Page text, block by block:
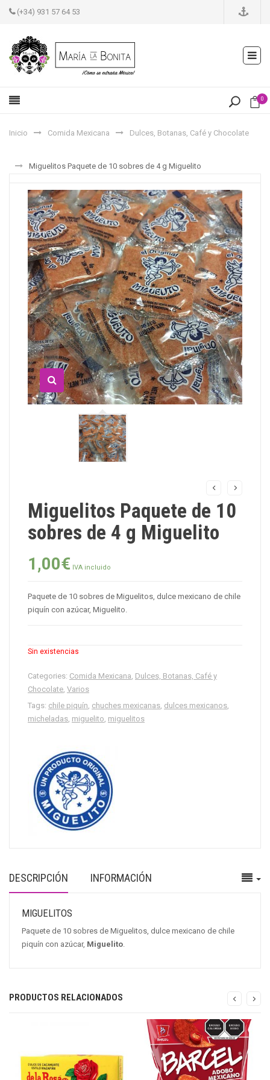
(+34) 931 57 64 53
0
Inicio Comida Mexicana Dulces, Botanas, Café y Chocolate
Miguelitos Paquete de 10 sobres de 4 g Miguelito
Miguelitos Paquete de 10
sobres de 4 g Miguelito
1,00€ IVA incluido
Paquete de 10 sobres de Miguelitos, dulce mexicano de chile
piquín con azúcar, Miguelito.
Sin existencias
Categories: Comida Mexicana, Dulces, Botanas, Café y
Chocolate, Varios
Tags: chile piquín, chuches mexicanas, dulces mexicanos,
micheladas, miguelito, miguelitos
DESCRIPCIÓN INFORMACIÓN
MIGUELITOS
Paquete de 10 sobres de Miguelitos, dulce mexicano de chile
piquín con azúcar, Miguelito.
PRODUCTOS RELACIONADOS